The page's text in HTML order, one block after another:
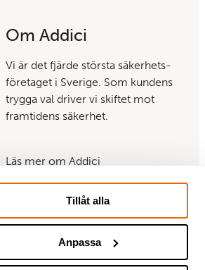
Tillåt alla
Anpassa
Om Addici
Vi är det fjärde största säkerhets­
företaget i Sverige. Som kundens
trygga val driver vi skiftet mot
framtidens säkerhet.
Läs mer om Addici